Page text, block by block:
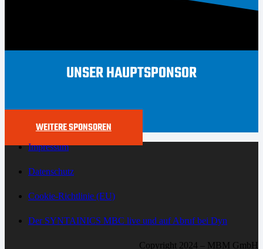
UNSER HAUPTSPONSOR
WEITERE SPONSOREN
Impressum
Datenschutz
Cookie-Richtlinie (EU)
Der SYNTAINICS MBC live und auf Abruf bei Dyn
Copyright 2024 – MBM GmbH